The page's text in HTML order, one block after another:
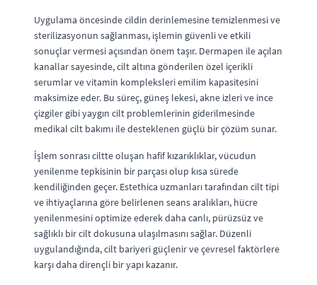
Uygulama öncesinde cildin derinlemesine temizlenmesi ve
sterilizasyonun sağlanması, işlemin güvenli ve etkili
sonuçlar vermesi açısından önem taşır. Dermapen ile açılan
kanallar sayesinde, cilt altına gönderilen özel içerikli
serumlar ve vitamin kompleksleri emilim kapasitesini
maksimize eder. Bu süreç, güneş lekesi, akne izleri ve ince
çizgiler gibi yaygın cilt problemlerinin giderilmesinde
medikal cilt bakımı ile desteklenen güçlü bir çözüm sunar.
İşlem sonrası ciltte oluşan hafif kızarıklıklar, vücudun
yenilenme tepkisinin bir parçası olup kısa sürede
kendiliğinden geçer. Estethica uzmanları tarafından cilt tipi
ve ihtiyaçlarına göre belirlenen seans aralıkları, hücre
yenilenmesini optimize ederek daha canlı, pürüzsüz ve
sağlıklı bir cilt dokusuna ulaşılmasını sağlar. Düzenli
uygulandığında, cilt bariyeri güçlenir ve çevresel faktörlere
karşı daha dirençli bir yapı kazanır.